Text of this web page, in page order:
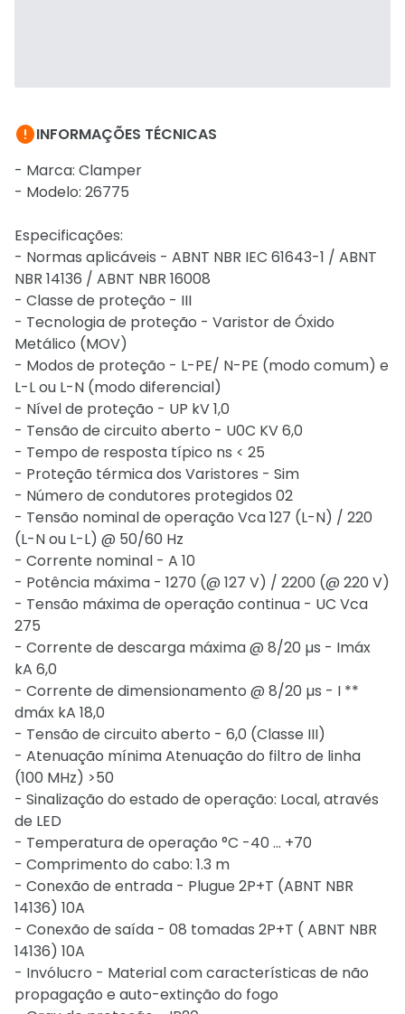
INFORMAÇÕES TÉCNICAS
- Marca: Clamper
- Modelo: 26775
Especificações:
- Normas aplicáveis - ABNT NBR IEC 61643-1 / ABNT
NBR 14136 / ABNT NBR 16008
- Classe de proteção - III
- Tecnologia de proteção - Varistor de Óxido
Metálico (MOV)
- Modos de proteção - L-PE/ N-PE (modo comum) e
L-L ou L-N (modo diferencial)
- Nível de proteção - UP kV 1,0
- Tensão de circuito aberto - U0C KV 6,0
- Tempo de resposta típico ns < 25
- Proteção térmica dos Varistores - Sim
- Número de condutores protegidos 02
- Tensão nominal de operação Vca 127 (L-N) / 220
(L-N ou L-L) @ 50/60 Hz
- Corrente nominal - A 10
- Potência máxima - 1270 (@ 127 V) / 2200 (@ 220 V)
- Tensão máxima de operação continua - UC Vca
275
- Corrente de descarga máxima @ 8/20 µs - Imáx
kA 6,0
- Corrente de dimensionamento @ 8/20 µs - I **
dmáx kA 18,0
- Tensão de circuito aberto - 6,0 (Classe III)
- Atenuação mínima Atenuação do filtro de linha
(100 MHz) >50
- Sinalização do estado de operação: Local, através
de LED
- Temperatura de operação °C -40 ... +70
- Comprimento do cabo: 1.3 m
- Conexão de entrada - Plugue 2P+T (ABNT NBR
14136) 10A
- Conexão de saída - 08 tomadas 2P+T ( ABNT NBR
14136) 10A
- Invólucro - Material com características de não
propagação e auto-extinção do fogo